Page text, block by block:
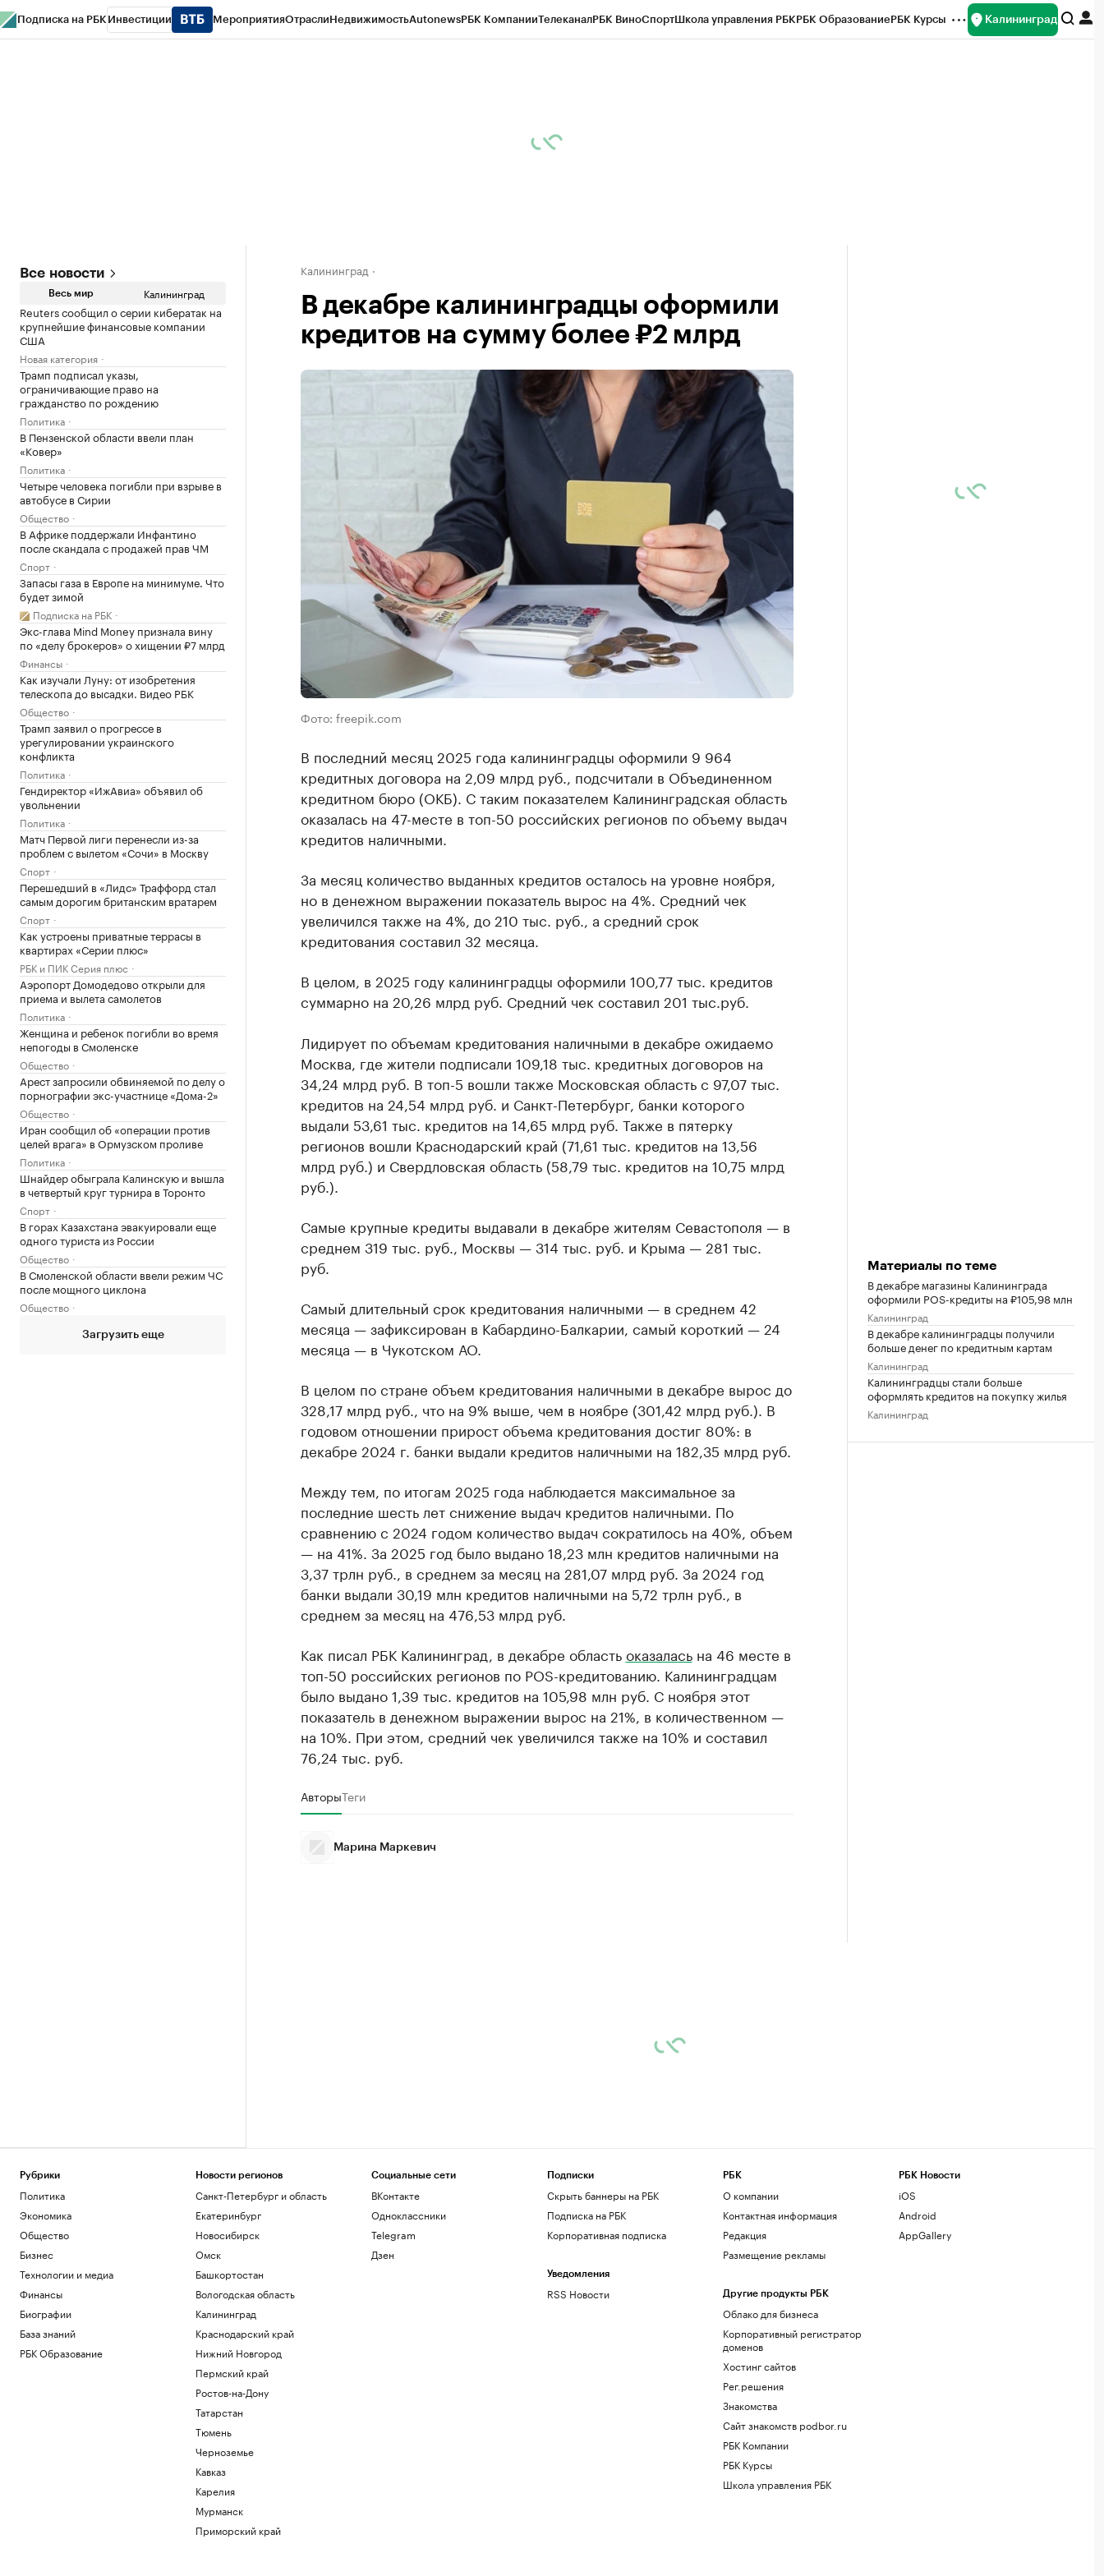
Подписка на РБК Инвестиции МероприятияОтраслиНедвижимостьAutonewsРБК КомпанииТелеканалРБК ВиноСпортШкола управления РБКРБК ОбразованиеРБК Курсы Калининград
Все новости
Весь мир Калининград
Reuters сообщил о серии кибератак на
крупнейшие финансовые компании
США
Новая категория
Трамп подписал указы,
ограничивающие право на
гражданство по рождению
Политика
В Пензенской области ввели план
«Ковер»
Политика
Четыре человека погибли при взрыве в
автобусе в Сирии
Общество
В Африке поддержали Инфантино
после скандала с продажей прав ЧМ
Спорт
Запасы газа в Европе на минимуме. Что
будет зимой
Подписка на РБК
Экс-глава Mind Money признала вину
по «делу брокеров» о хищении ₽7 млрд
Финансы
Как изучали Луну: от изобретения
телескопа до высадки. Видео РБК
Общество
Трамп заявил о прогрессе в
урегулировании украинского
конфликта
Политика
Гендиректор «ИжАвиа» объявил об
увольнении
Политика
Матч Первой лиги перенесли из-за
проблем с вылетом «Сочи» в Москву
Спорт
Перешедший в «Лидс» Траффорд стал
самым дорогим британским вратарем
Спорт
Как устроены приватные террасы в
квартирах «Серии плюс»
РБК и ПИК Серия плюс
Аэропорт Домодедово открыли для
приема и вылета самолетов
Политика
Женщина и ребенок погибли во время
непогоды в Смоленске
Общество
Арест запросили обвиняемой по делу о
порнографии экс-участнице «Дома-2»
Общество
Иран сообщил об «операции против
целей врага» в Ормузском проливе
Политика
Шнайдер обыграла Калинскую и вышла
в четвертый круг турнира в Торонто
Спорт
В горах Казахстана эвакуировали еще
одного туриста из России
Общество
В Смоленской области ввели режим ЧС
после мощного циклона
Общество
Загрузить еще
Калининград
В декабре калининградцы оформили
кредитов на сумму более ₽2 млрд
Фото: freepik.com
В последний месяц 2025 года калининградцы оформили 9 964
кредитных договора на 2,09 млрд руб., подсчитали в Объединенном
кредитном бюро (ОКБ). С таким показателем Калининградская область
оказалась на 47-месте в топ-50 российских регионов по объему выдач
кредитов наличными.
За месяц количество выданных кредитов осталось на уровне ноября,
но в денежном выражении показатель вырос на 4%. Средний чек
увеличился также на 4%, до 210 тыс. руб., а средний срок
кредитования составил 32 месяца.
В целом, в 2025 году калининградцы оформили 100,77 тыс. кредитов
суммарно на 20,26 млрд руб. Средний чек составил 201 тыс.руб.
Лидирует по объемам кредитования наличными в декабре ожидаемо
Москва, где жители подписали 109,18 тыс. кредитных договоров на
34,24 млрд руб. В топ-5 вошли также Московская область с 97,07 тыс.
кредитов на 24,54 млрд руб. и Санкт-Петербург, банки которого
выдали 53,61 тыс. кредитов на 14,65 млрд руб. Также в пятерку
регионов вошли Краснодарский край (71,61 тыс. кредитов на 13,56
млрд руб.) и Свердловская область (58,79 тыс. кредитов на 10,75 млрд
руб.).
Самые крупные кредиты выдавали в декабре жителям Севастополя — в
среднем 319 тыс. руб., Москвы — 314 тыс. руб. и Крыма — 281 тыс.
руб.
Самый длительный срок кредитования наличными — в среднем 42
месяца — зафиксирован в Кабардино-Балкарии, самый короткий — 24
месяца — в Чукотском АО.
В целом по стране объем кредитования наличными в декабре вырос до
328,17 млрд руб., что на 9% выше, чем в ноябре (301,42 млрд руб.). В
годовом отношении прирост объема кредитования достиг 80%: в
декабре 2024 г. банки выдали кредитов наличными на 182,35 млрд руб.
Между тем, по итогам 2025 года наблюдается максимальное за
последние шесть лет снижение выдач кредитов наличными. По
сравнению с 2024 годом количество выдач сократилось на 40%, объем
— на 41%. За 2025 год было выдано 18,23 млн кредитов наличными на
3,37 трлн руб., в среднем за месяц на 281,07 млрд руб. За 2024 год
банки выдали 30,19 млн кредитов наличными на 5,72 трлн руб., в
среднем за месяц на 476,53 млрд руб.
Как писал РБК Калининград, в декабре областьоказаласьна 46 месте в
топ-50 российских регионов по POS-кредитованию. Калининградцам
было выдано 1,39 тыс. кредитов на 105,98 млн руб. С ноября этот
показатель в денежном выражении вырос на 21%, в количественном —
на 10%. При этом, средний чек увеличился также на 10% и составил
76,24 тыс. руб.
АвторыТеги
Марина Маркевич
Материалы по теме
В декабре магазины Калининграда
оформили POS-кредиты на ₽105,98 млн
Калининград
В декабре калининградцы получили
больше денег по кредитным картам
Калининград
Калининградцы стали больше
оформлять кредитов на покупку жилья
Калининград
Рубрики
Политика
Экономика
Общество
Бизнес
Технологии и медиа
Финансы
Биографии
База знаний
РБК Образование
Новости регионов
Санкт-Петербург и область
Екатеринбург
Новосибирск
Омск
Башкортостан
Вологодская область
Калининград
Краснодарский край
Нижний Новгород
Пермский край
Ростов-на-Дону
Татарстан
Тюмень
Черноземье
Кавказ
Карелия
Мурманск
Приморский край
Социальные сети
ВКонтакте
Одноклассники
Telegram
Дзен
Подписки
Скрыть баннеры на РБК
Подписка на РБК
Корпоративная подписка
Уведомления
RSS Новости
РБК
О компании
Контактная информация
Редакция
Размещение рекламы
Другие продукты РБК
Облако для бизнеса
Корпоративный регистратор
доменов
Хостинг сайтов
Рег.решения
Знакомства
Сайт знакомств podbor.ru
РБК Компании
РБК Курсы
Школа управления РБК
РБК Новости
iOS
Android
AppGallery